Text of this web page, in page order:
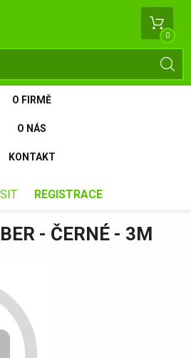
0
O FIRMĚ
O NÁS
KONTAKT
REGISTRACE
- ČERNÉ - 3M